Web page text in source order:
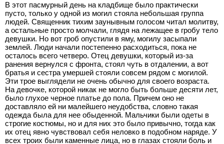
В этот пасмурный день на кладбище было практически
пусто, только у одной из могил стояла небольшая группа
людей. Священник тихим заунывным голосом читал молитву,
а остальные просто молчали, глядя на лежащее в гробу тело
девушки. Но вот гроб опустили в яму, могилу засыпали
землей. Люди начали постепенно расходиться, пока не
осталось всего четверо. Отец девушки, который из-за
ранения вернулся с фронта, стоял чуть в отдалении, а вот
братья и сестра умершей стояли совсем рядом с могилой.
Эти трое выглядели не очень обычно для своего возраста.
На девочке, которой никак не могло быть больше десяти лет,
было глухое черное платье до пола. Причем оно не
доставляло ей ни малейшего неудобства, словно такая
одежда была для нее обыденной. Мальчики были одеты в
строгие костюмы, но и для них это было привычно, тогда как
их отец явно чувствовал себя неловко в подобном наряде. У
всех троих были каменные лица, но в глазах стояли боль и